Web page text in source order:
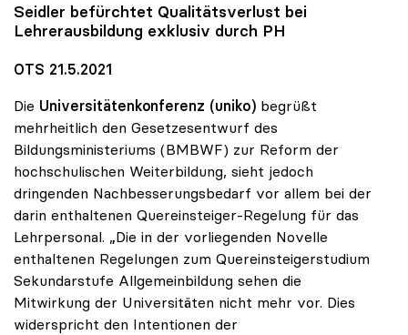
Seidler befürchtet Qualitätsverlust bei
Lehrerausbildung exklusiv durch PH
OTS 21.5.2021
Die Universitätenkonferenz (uniko) begrüßt
mehrheitlich den Gesetzesentwurf des
Bildungsministeriums (BMBWF) zur Reform der
hochschulischen Weiterbildung, sieht jedoch
dringenden Nachbesserungsbedarf vor allem bei der
darin enthaltenen Quereinsteiger-Regelung für das
Lehrpersonal. „Die in der vorliegenden Novelle
enthaltenen Regelungen zum Quereinsteigerstudium
Sekundarstufe Allgemeinbildung sehen die
Mitwirkung der Universitäten nicht mehr vor. Dies
widerspricht den Intentionen der